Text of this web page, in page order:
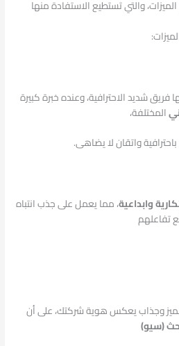
الميزات، والتي تستطيع الاستفادة منها
فريق شديد الاحترافية، وعنده خبرة كبيرة
المختلفة،
واتقان لا يضاهى.
وابداعية، مما يعمل على جذب انتباه
تفاعلهم
وجذاب يعكس هوية شركتك، على أن
(سيو)